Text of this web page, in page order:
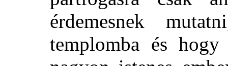
érdemesnek
templomba és